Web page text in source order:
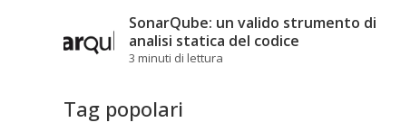
SonarQube: un valido strumento di
analisi statica del codice
3 minuti di lettura
Tag popolari